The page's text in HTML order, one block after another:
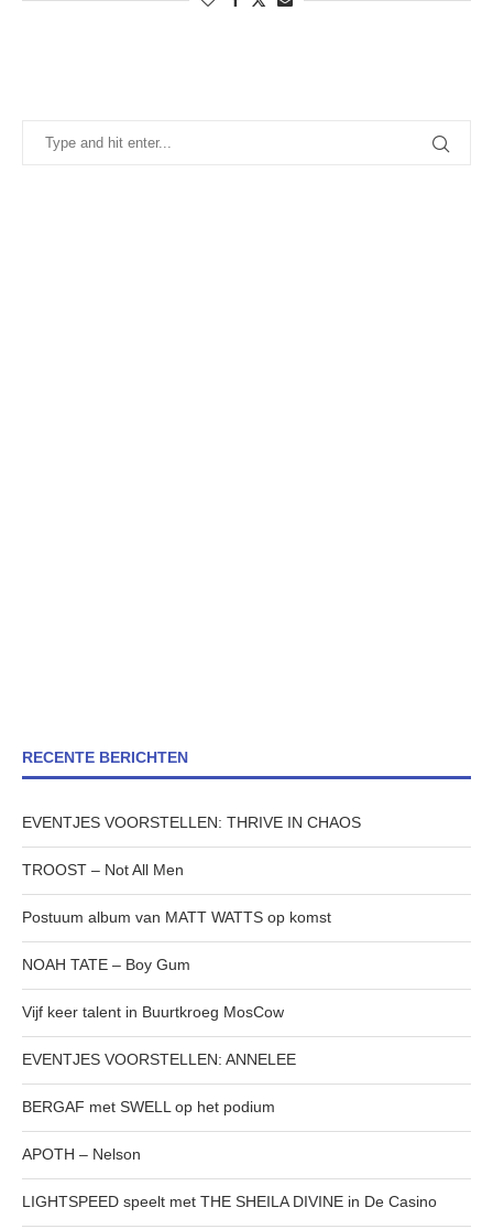
RECENTE BERICHTEN
EVENTJES VOORSTELLEN: THRIVE IN CHAOS
TROOST – Not All Men
Postuum album van MATT WATTS op komst
NOAH TATE – Boy Gum
Vijf keer talent in Buurtkroeg MosCow
EVENTJES VOORSTELLEN: ANNELEE
BERGAF met SWELL op het podium
APOTH – Nelson
LIGHTSPEED speelt met THE SHEILA DIVINE in De Casino